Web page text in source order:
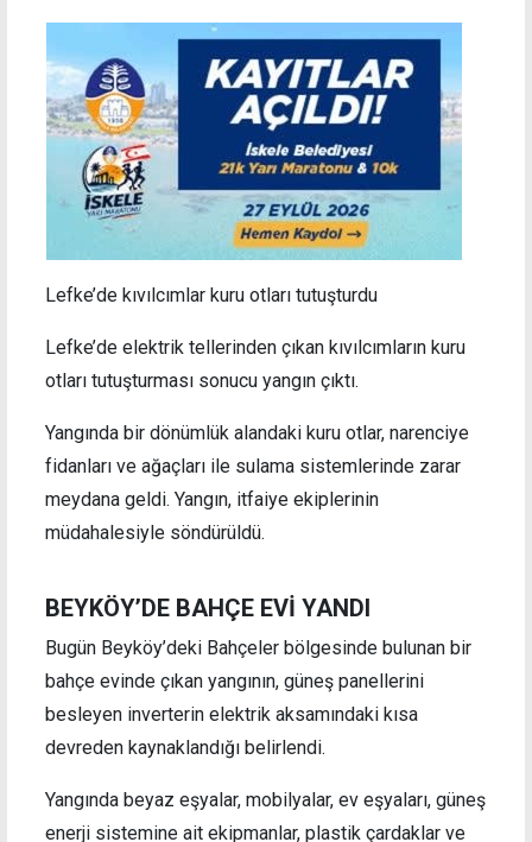
Lefke’de kıvılcımlar kuru otları tutuşturdu
Lefke’de elektrik tellerinden çıkan kıvılcımların kuru
otları tutuşturması sonucu yangın çıktı.
Yangında bir dönümlük alandaki kuru otlar, narenciye
fidanları ve ağaçları ile sulama sistemlerinde zarar
meydana geldi. Yangın, itfaiye ekiplerinin
müdahalesiyle söndürüldü.
BEYKÖY’DE BAHÇE EVİ YANDI
Bugün Beyköy’deki Bahçeler bölgesinde bulunan bir
bahçe evinde çıkan yangının, güneş panellerini
besleyen inverterin elektrik aksamındaki kısa
devreden kaynaklandığı belirlendi.
Yangında beyaz eşyalar, mobilyalar, ev eşyaları, güneş
enerji sistemine ait ekipmanlar, plastik çardaklar ve